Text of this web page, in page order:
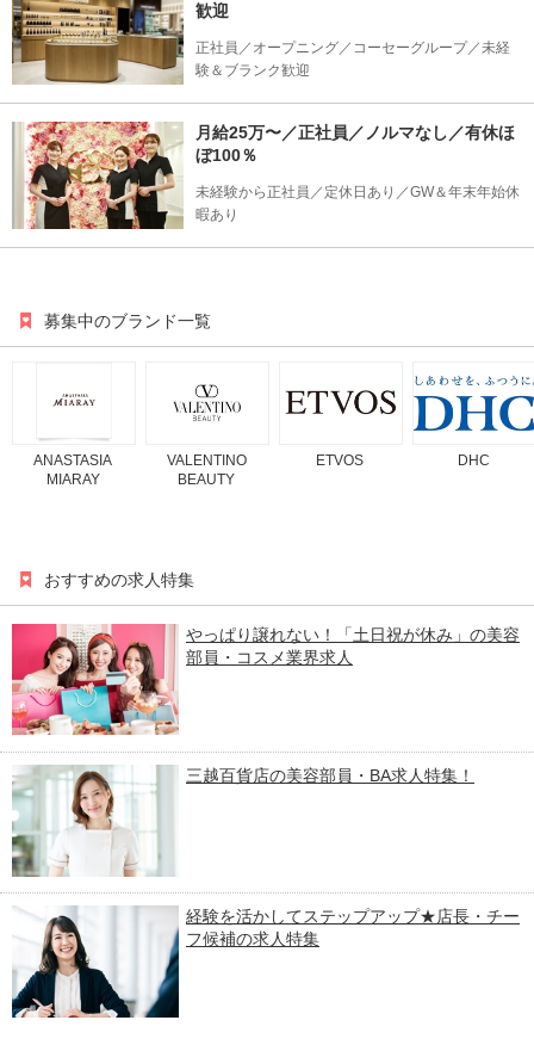
歓迎
正社員／オープニング／コーセーグループ／未経
験＆ブランク歓迎
月給25万〜／正社員／ノルマなし／有休ほ
ぼ100％
未経験から正社員／定休日あり／GW＆年末年始休
暇あり
募集中のブランド一覧
ANASTASIA
MIARAY
VALENTINO
BEAUTY
ETVOS DHC
おすすめの求人特集
やっぱり譲れない！「土日祝が休み」の美容
部員・コスメ業界求人
三越百貨店の美容部員・BA求人特集！
経験を活かしてステップアップ★店長・チー
フ候補の求人特集